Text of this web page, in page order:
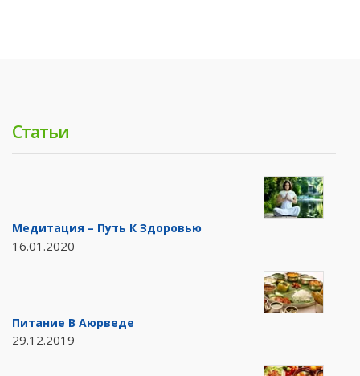
Статьи
Медитация – Путь К Здоровью
16.01.2020
Питание В Аюрведе
29.12.2019